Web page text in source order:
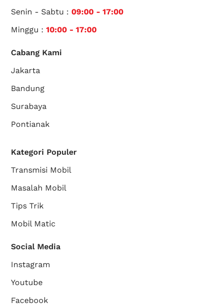
Senin - Sabtu :09:00 - 17:00
Minggu :10:00 - 17:00
Cabang Kami
Jakarta
Bandung
Surabaya
Pontianak
Kategori Populer
Transmisi Mobil
Masalah Mobil
Tips Trik
Mobil Matic
Social Media
Instagram
Youtube
Facebook